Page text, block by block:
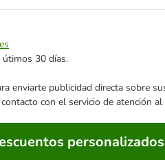
30 días.
enviarte publicidad directa
con el servicio de atención